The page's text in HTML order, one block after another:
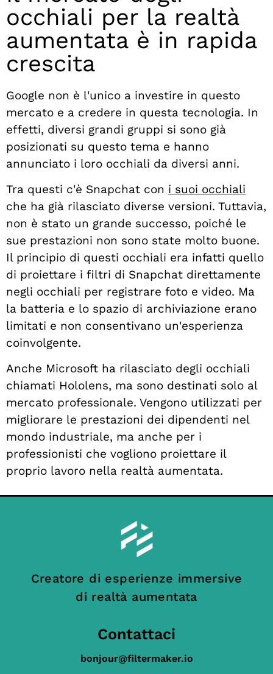
occhiali per la realtà
aumentata è in rapida
crescita
Google non è l'unico a investire in questo
mercato e a credere in questa tecnologia. In
effetti, diversi grandi gruppi si sono già
posizionati su questo tema e hanno
annunciato i loro occhiali da diversi anni.
Tra questi c'è Snapchat con i suoi occhiali
che ha già rilasciato diverse versioni. Tuttavia,
non è stato un grande successo, poiché le
sue prestazioni non sono state molto buone.
Il principio di questi occhiali era infatti quello
di proiettare i filtri di Snapchat direttamente
negli occhiali per registrare foto e video. Ma
la batteria e lo spazio di archiviazione erano
limitati e non consentivano un'esperienza
coinvolgente.
Anche Microsoft ha rilasciato degli occhiali
chiamati Hololens, ma sono destinati solo al
mercato professionale. Vengono utilizzati per
migliorare le prestazioni dei dipendenti nel
mondo industriale, ma anche per i
professionisti che vogliono proiettare il
proprio lavoro nella realtà aumentata.
Creatore di esperienze immersive
di realtà aumentata
Contattaci
bonjour@filtermaker.io